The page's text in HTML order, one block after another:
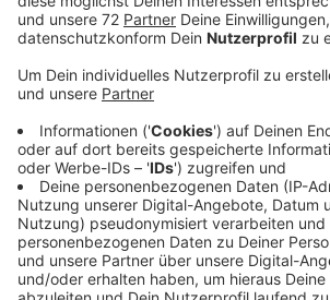
entdecken in Saerbeck innovative
Energiewende. Die Klimakommune
Bürgerbeteiligung den Wandel
Saerbeck als Vorbild für die
Anzeige